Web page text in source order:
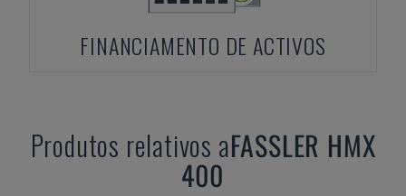
FINANCIAMENTO DE ACTIVOS
Produtos relativos aFASSLER HMX
400